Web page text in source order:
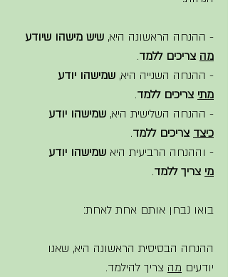
- ההנחה הראשונה היא, שיש מישהו שיודע
מה צריכים ללמד.
- ההנחה השנייה היא, שמישהו יודע
מתי צריכים ללמד.
- ההנחה השלישית היא, שמישהו יודע
כיצד צריכים ללמד.
- וההנחה הרביעית היא שמישהו יודע
מי צריך ללמד.
בואו נבחן אותם אחת לאחת:
ההנחה הבסיסית הראשונה היא, שאנו
יודעים מה צריך להילמד.